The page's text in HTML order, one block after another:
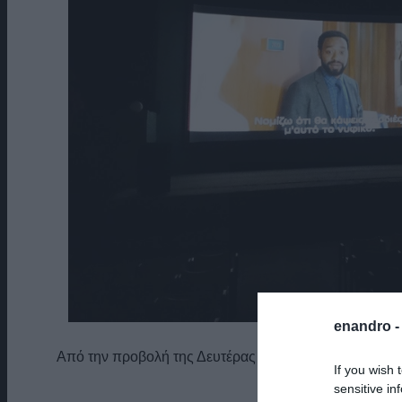
enandro -
If you wish
sensitive
Από την προβολή της Δευτέρας 30/5 στο Σινέ-Άλεξ.
(φωτο: